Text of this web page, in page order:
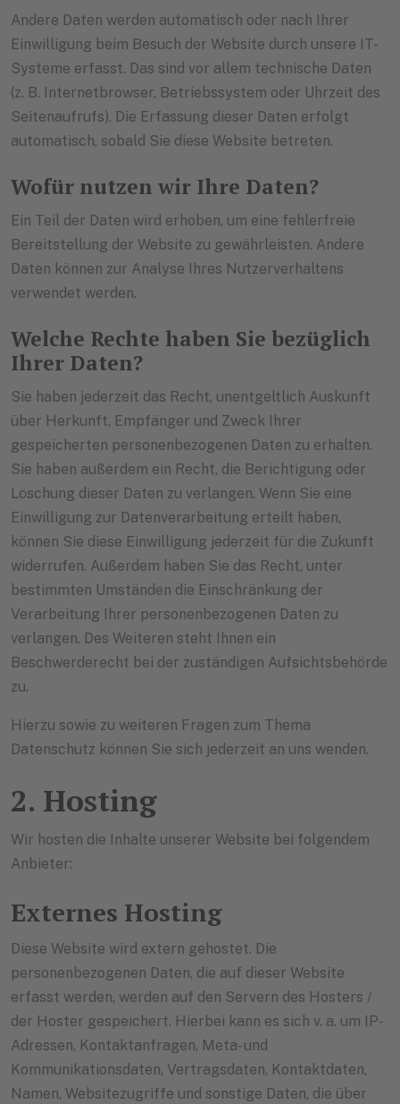
Andere Daten werden automatisch oder nach Ihrer
Einwilligung beim Besuch der Website durch unsere IT-
Systeme erfasst. Das sind vor allem technische Daten
(z. B. Internetbrowser, Betriebssystem oder Uhrzeit des
Seitenaufrufs). Die Erfassung dieser Daten erfolgt
automatisch, sobald Sie diese Website betreten.
Wofür nutzen wir Ihre Daten?
Ein Teil der Daten wird erhoben, um eine fehlerfreie
Bereitstellung der Website zu gewährleisten. Andere
Daten können zur Analyse Ihres Nutzerverhaltens
verwendet werden.
Welche Rechte haben Sie bezüglich
Ihrer Daten?
Sie haben jederzeit das Recht, unentgeltlich Auskunft
über Herkunft, Empfänger und Zweck Ihrer
gespeicherten personenbezogenen Daten zu erhalten.
Sie haben außerdem ein Recht, die Berichtigung oder
Löschung dieser Daten zu verlangen. Wenn Sie eine
Einwilligung zur Datenverarbeitung erteilt haben,
können Sie diese Einwilligung jederzeit für die Zukunft
widerrufen. Außerdem haben Sie das Recht, unter
bestimmten Umständen die Einschränkung der
Verarbeitung Ihrer personenbezogenen Daten zu
verlangen. Des Weiteren steht Ihnen ein
Beschwerderecht bei der zuständigen Aufsichtsbehörde
zu.
Hierzu sowie zu weiteren Fragen zum Thema
Datenschutz können Sie sich jederzeit an uns wenden.
2. Hosting
Wir hosten die Inhalte unserer Website bei folgendem
Anbieter:
Externes Hosting
Diese Website wird extern gehostet. Die
personenbezogenen Daten, die auf dieser Website
erfasst werden, werden auf den Servern des Hosters /
der Hoster gespeichert. Hierbei kann es sich v. a. um IP-
Adressen, Kontaktanfragen, Meta- und
Kommunikationsdaten, Vertragsdaten, Kontaktdaten,
Namen, Websitezugriffe und sonstige Daten, die über